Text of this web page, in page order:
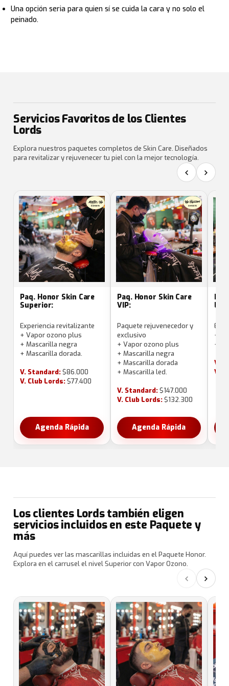
Una opción seria para quien sí se cuida la cara y no solo el
peinado.
Servicios Favoritos de los Clientes
Lords
Explora nuestros paquetes completos de Skin Care. Diseñados
para revitalizar y rejuvenecer tu piel con la mejor tecnología.
‹ ›
Paq. Honor Skin Care
Superior:
Experiencia revitalizante
+ Vapor ozono plus
+ Mascarilla negra
+ Mascarilla dorada.
V. Standard:$86.000
V. Club Lords:$77.400
Agenda Rápida
Paq. Honor Skin Care
VIP:
Paquete rejuvenecedor y
exclusivo
+ Vapor ozono plus
+ Mascarilla negra
+ Mascarilla dorada
+ Mascarilla led.
V. Standard:$147.000
V. Club Lords:$132.300
Agenda Rápida
+
+
V.
V.
Los clientes Lords también eligen
servicios incluidos en este Paquete y
más
Aquí puedes ver las mascarillas incluidas en el Paquete Honor.
Explora en el carrusel el nivel Superior con Vapor Ozono.
‹ ›